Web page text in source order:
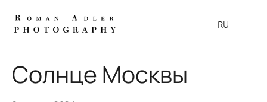
RU
Солнце Москвы